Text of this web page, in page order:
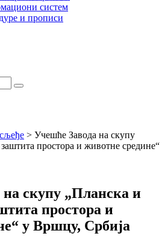
систем
и прописи
> Учешће Завода на скупу
простора и животне средине“
скупу „Планска и
простора и
у Вршцу, Србија